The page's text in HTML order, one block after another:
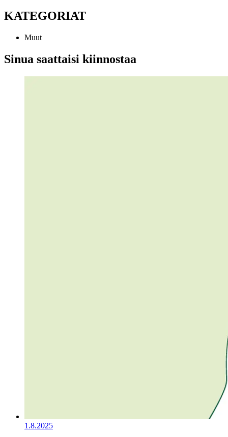
KATEGORIAT
Muut
Sinua saattaisi kiinnostaa
1.8.2025